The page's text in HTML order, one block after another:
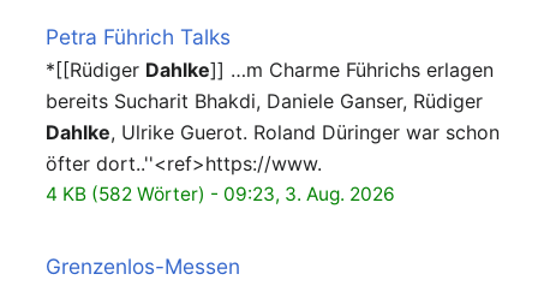
Petra Führich Talks
*[[Rüdiger Dahlke]] …m Charme Führichs erlagen
bereits Sucharit Bhakdi, Daniele Ganser, Rüdiger
Dahlke, Ulrike Guerot. Roland Düringer war schon
öfter dort..''<ref>https://www.
4 KB (582 Wörter) - 09:23, 3. Aug. 2026
Grenzenlos-Messen